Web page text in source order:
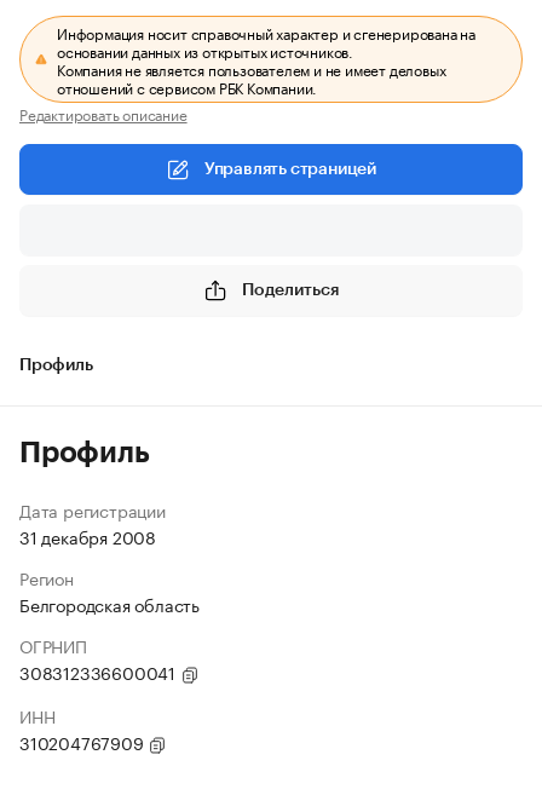
Информация носит справочный характер и сгенерирована на
основании данных из открытых источников.
Компания не является пользователем и не имеет деловых
отношений с сервисом РБК Компании.
Редактировать описание
Управлять страницей
Поделиться
Профиль
Профиль
Дата регистрации
31 декабря 2008
Регион
Белгородская область
ОГРНИП
308312336600041
ИНН
310204767909